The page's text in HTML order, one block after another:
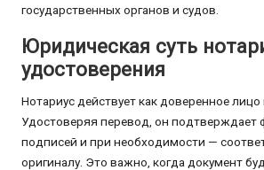
государственных органов и судов.
Юридическая суть
удостоверения
Нотариус действует как доверенное лицо
Удостоверяя перевод, он подтверждает
подписей и при необходимости —
оригиналу. Это важно, когда документ